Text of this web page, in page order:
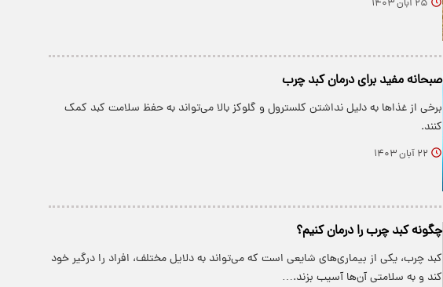
۲۵ آبان ۱۴۰۳
صبحانه مفید برای درمان کبد چرب
برخی از غذاها به دلیل نداشتن کلسترول و گلوکز بالا می‌تواند به حفظ سلامت کبد کمک
کنند.
۲۲ آبان ۱۴۰۳
چگونه کبد چرب را درمان کنیم؟
کبد چرب، یکی از بیماری‌های شایعی است که می‌تواند به دلایل مختلف، افراد را درگیر خود
کند و به سلامتی آن‌ها آسیب بزند.…